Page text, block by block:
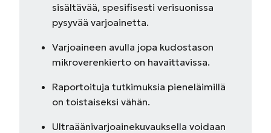
sisältävää, spesifisesti verisuonissa
pysyvää varjoainetta.
Varjoaineen avulla jopa kudostason
mikroverenkierto on havaittavissa.
Raportoituja tutkimuksia pieneläimillä
on toistaiseksi vähän.
Ultraäänivarjoainekuvauksella voidaan